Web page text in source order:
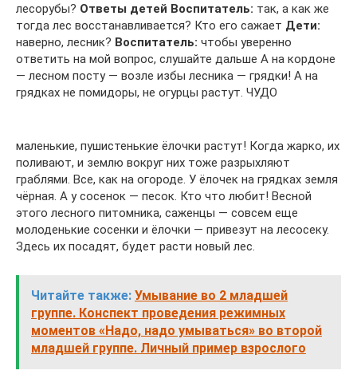
лесорубы? Ответы детей Воспитатель: так, а как же
тогда лес восстанавливается? Кто его сажает Дети:
наверно, лесник? Воспитатель: чтобы уверенно
ответить на мой вопрос, слушайте дальше А на кордоне
— лесном посту — возле избы лесника — грядки! А на
грядках не помидоры, не огурцы растут. ЧУДО
маленькие, пушистенькие ёлочки растут! Когда жарко, их
поливают, и землю вокруг них тоже разрыхляют
граблями. Все, как на огороде. У ёлочек на грядках земля
чёрная. А у сосенок — песок. Кто что любит! Весной
этого лесного питомника, саженцы — совсем еще
молоденькие сосенки и ёлочки — привезут на лесосеку.
Здесь их посадят, будет расти новый лес.
Читайте также: Умывание во 2 младшей
группе. Конспект проведения режимных
моментов «Надо, надо умываться» во второй
младшей группе. Личный пример взрослого